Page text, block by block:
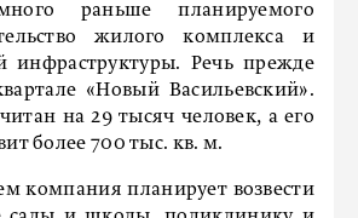
раньше планируемого
жилого комплекса и
инфраструктуры. Речь прежде
«Новый Васильевский».
на 29 тысяч человек, а его
более 700 тыс. кв. м.
компания планирует возвести